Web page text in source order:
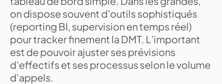
on dispose souvent d’outils sophistiqués
(reporting BI, supervision en temps réel)
pour tracker finement la DMT. L’important
est de pouvoir ajuster ses prévisions
d’effectifs et ses processus selon le volume
d’appels.